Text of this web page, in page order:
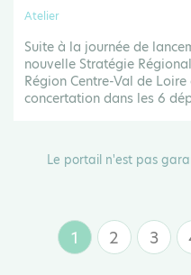
Atelier
Suite à la journée de
nouvelle Stratégie
Région Centre-Val de
concertation dans les 6
Le portail n'est pas
Page
1 Page
2 3